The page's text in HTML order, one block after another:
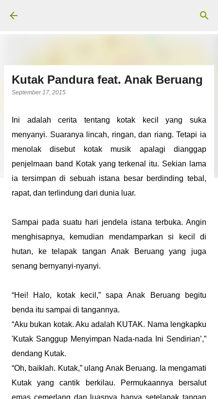
Kutak Pandura feat. Anak Beruang
September 17, 2015
Ini adalah cerita tentang kotak kecil yang suka
menyanyi. Suaranya lincah, ringan, dan riang. Tetapi ia
menolak disebut kotak musik apalagi dianggap
penjelmaan band Kotak yang terkenal itu. Sekian lama
ia tersimpan di sebuah istana besar berdinding tebal,
rapat, dan terlindung dari dunia luar.
Sampai pada suatu hari jendela istana terbuka. Angin
menghisapnya, kemudian mendamparkan si kecil di
hutan, ke telapak tangan Anak Beruang yang juga
senang bernyanyi-nyanyi.
“Hei! Halo, kotak kecil,” sapa Anak Beruang begitu
benda itu sampai di tangannya.
“Aku bukan kotak. Aku adalah KUTAK. Nama lengkapku
'Kutak Sanggup Menyimpan Nada-nada Ini Sendirian’,”
dendang Kutak.
“Oh, baiklah. Kutak,” ulang Anak Beruang. Ia mengamati
Kutak yang cantik berkilau. Permukaannya bersalut
emas cemerlang dan luasnya hanya setelapak tangan